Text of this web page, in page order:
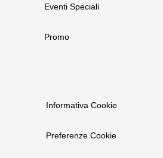
Eventi Speciali
Promo
Informativa Cookie
Preferenze Cookie